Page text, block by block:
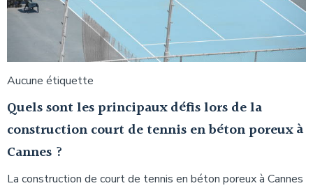
Aucune étiquette
Quels sont les principaux défis lors de la
construction court de tennis en béton poreux à
Cannes ?
La construction de court de tennis en béton poreux à Cannes